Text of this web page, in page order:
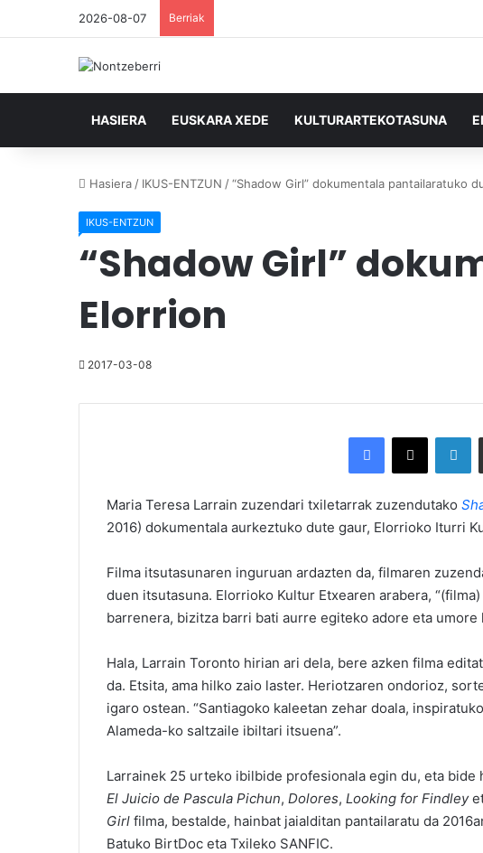
2026-08-07 Berriak
HASIERA EUSKARA XEDE KULTURARTEKOTASUNA
Hasiera / IKUS-ENTZUN /“Shadow Girl” dokumentala pantailaratuko
IKUS-ENTZUN
“Shadow Girl”
Elorrion
2017-03-08
Maria Teresa Larrain zuzendari txiletarrak zuzendutako
2016) dokumentala aurkeztuko dute gaur, Elorrioko Iturri
Filma itsutasunaren inguruan ardazten da, filmaren
duen itsutasuna. Elorrioko Kultur Etxearen arabera,
barrenera, bizitza barri bati aurre egiteko adore eta
Hala, Larrain Toronto hirian ari dela, bere azken filma
da. Etsita, ama hilko zaio laster. Heriotzaren ondorioz,
igaro ostean. “Santiagoko kaleetan zehar doala,
Alameda-ko saltzaile ibiltari itsuena”.
Larrainek 25 urteko ibilbide profesionala egin du, eta
El Juicio de Pascula Pichun, Dolores, Looking for Findley
Girl filma, bestalde, hainbat jaialditan pantailaratu da
Batuko BirtDoc eta Txileko SANFIC.